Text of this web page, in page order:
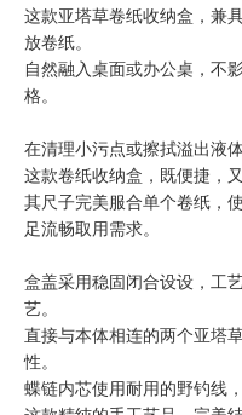
这款亚塔草卷纸收纳盒，兼
放卷纸。
自然融入桌面或办公桌，不
格。
在清理小污点或擦拭溢出液
这款卷纸收纳盒，既便捷，
其尺子完美服合单个卷纸，
足流畅取用需求。
盒盖采用稳固闭合设设，工
艺。
直接与本体相连的两个亚塔
性。
蝶链内芯使用耐用的野钓线